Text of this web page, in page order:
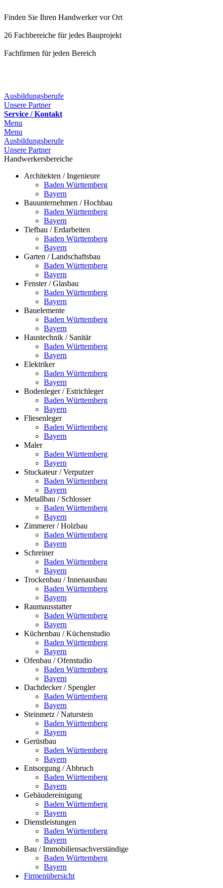
Finden Sie Ihren Handwerker vor Ort
26 Fachbereiche für jedes Bauprojekt
Fachfirmen für jeden Bereich
Ausbildungsberufe
Unsere Partner
Service / Kontakt
Menu
Menu
Ausbildungsberufe
Unsere Partner
Handwerkersbereiche
Architekten / Ingenieure
Baden Württemberg
Bayern
Bauunternehmen / Hochbau
Baden Württemberg
Bayern
Tiefbau / Erdarbeiten
Baden Württemberg
Bayern
Garten / Landschaftsbau
Baden Württemberg
Bayern
Fenster / Glasbau
Baden Württemberg
Bayern
Bauelemente
Baden Württemberg
Bayern
Haustechnik / Sanitär
Baden Württemberg
Bayern
Elektriker
Baden Württemberg
Bayern
Bodenleger / Estrichleger
Baden Württemberg
Bayern
Fliesenleger
Baden Württemberg
Bayern
Maler
Baden Württemberg
Bayern
Stuckateur / Verputzer
Baden Württemberg
Bayern
Metallbau / Schlosser
Baden Württemberg
Bayern
Zimmerer / Holzbau
Baden Württemberg
Bayern
Schreiner
Baden Württemberg
Bayern
Trockenbau / Innenausbau
Baden Württemberg
Bayern
Raumausstatter
Baden Württemberg
Bayern
Küchenbau / Küchenstudio
Baden Württemberg
Bayern
Ofenbau / Ofenstudio
Baden Württemberg
Bayern
Dachdecker / Spengler
Baden Württemberg
Bayern
Steinmetz / Naturstein
Baden Württemberg
Bayern
Gerüstbau
Baden Württemberg
Bayern
Entsorgung / Abbruch
Baden Württemberg
Bayern
Gebäudereinigung
Baden Württemberg
Bayern
Dienstleistungen
Baden Württemberg
Bayern
Bau / Immobiliensachverständige
Baden Württemberg
Bayern
Firmenübersicht